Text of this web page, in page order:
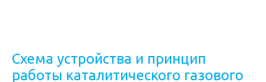
Схема устройства и принцип
работы каталитического газового